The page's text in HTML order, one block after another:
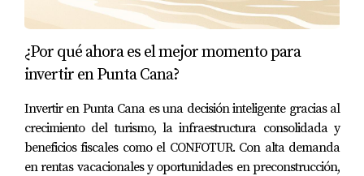
Miches es un destino emergente que ha comenzado a
captar la atención por su belleza natural y tranquilidad.
Este lugar ofrece una alternativa menos saturada
comparada con Punta Cana.
Tipo de Propiedades y Perfil del Comprador
En Miches predominan las propiedades ecológicas y
¿Por qué ahora es el mejor momento para
invertir en Punta Cana?
Invertir en Punta Cana es una decisión inteligente gracias al
crecimiento del turismo, la infraestructura consolidada y
beneficios fiscales como el CONFOTUR. Con alta demanda
en rentas vacacionales y oportunidades en preconstrucción,